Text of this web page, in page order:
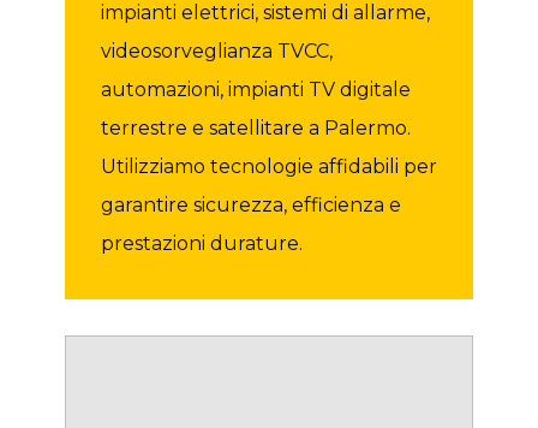
impianti elettrici, sistemi di allarme,
videosorveglianza TVCC,
automazioni, impianti TV digitale
terrestre e satellitare a Palermo.
Utilizziamo tecnologie affidabili per
garantire sicurezza, efficienza e
prestazioni durature.